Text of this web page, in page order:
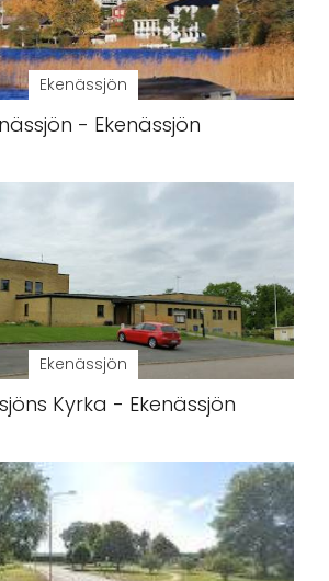
Ekenässjön
- Ekenässjön
Ekenässjön
Kyrka - Ekenässjön